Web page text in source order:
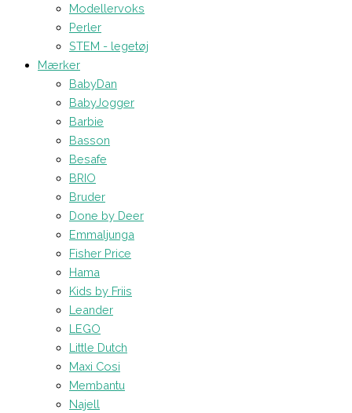
Modellervoks
Perler
STEM - legetøj
Mærker
BabyDan
BabyJogger
Barbie
Basson
Besafe
BRIO
Bruder
Done by Deer
Emmaljunga
Fisher Price
Hama
Kids by Friis
Leander
LEGO
Little Dutch
Maxi Cosi
Membantu
Najell